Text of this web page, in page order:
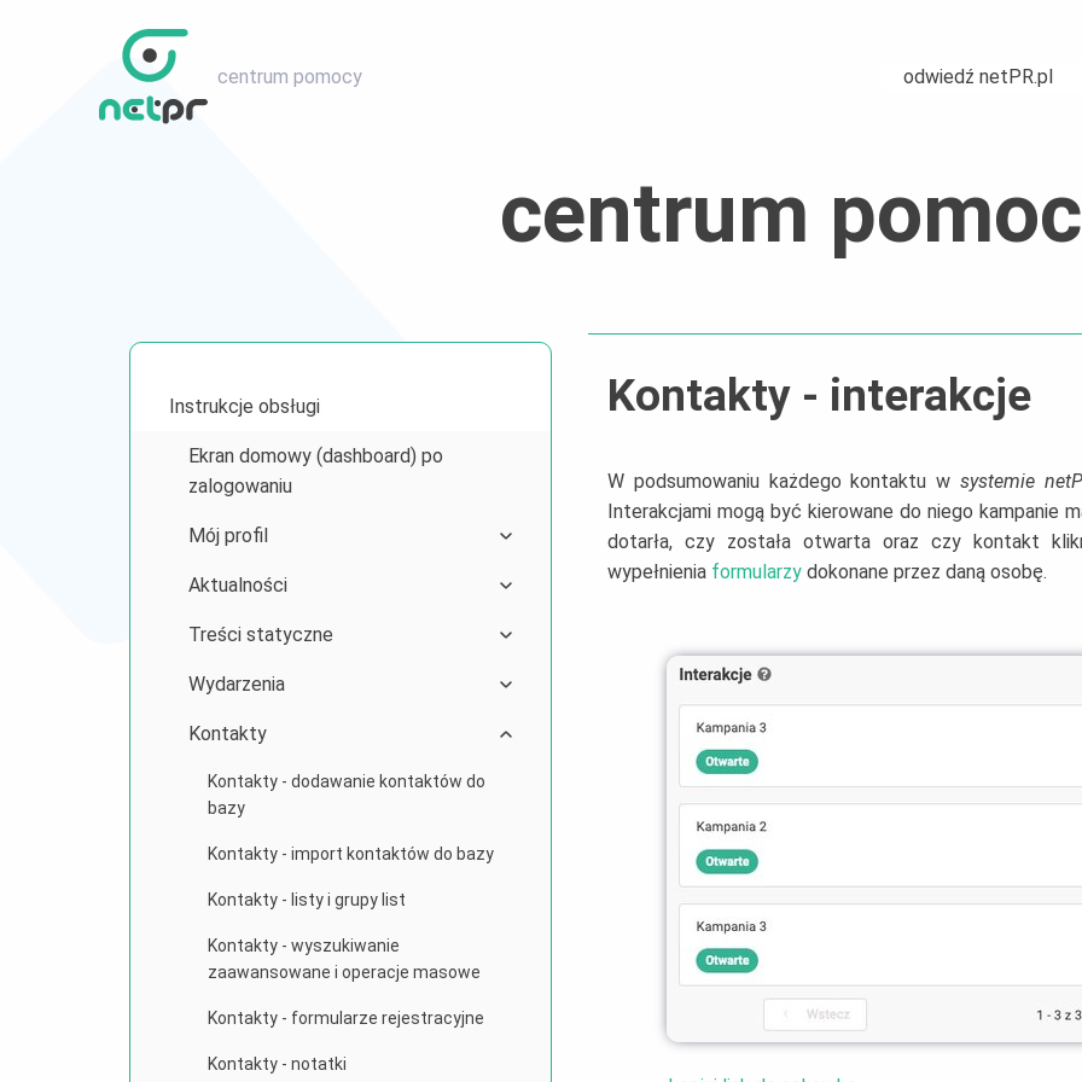
centrum pomocy odwiedź netPR.pl
centrum
Instrukcje obsługi
Ekran domowy (dashboard) po
zalogowaniu
Mój profil
Aktualności
Treści statyczne
Wydarzenia
Kontakty
Kontakty - dodawanie kontaktów do
bazy
Kontakty - import kontaktów do bazy
Kontakty - listy i grupy list
Kontakty - wyszukiwanie
zaawansowane i operacje masowe
Kontakty - formularze rejestracyjne
Kontakty - notatki
Kontakty - interakcje
W podsumowaniu każdego kontaktu wsystemie
Interakcjami mogą być kierowane do niego kampanie
dotarła, czy została otwarta oraz czy kontakt
wypełnienia formularzydokonane przez daną osobę.